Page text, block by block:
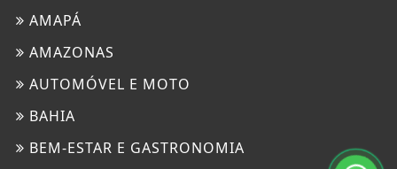
AMAPÁ
AMAZONAS
AUTOMÓVEL E MOTO
BAHIA
BEM-ESTAR E GASTRONOMIA